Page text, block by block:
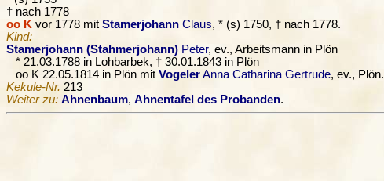
† nach 1778
oo K vor 1778 mit Stamerjohann Claus, * (s) 1750, † nach 1778.
Kind:
Stamerjohann (Stahmerjohann) Peter, ev., Arbeitsmann in Plön
* 21.03.1788 in Lohbarbek, † 30.01.1843 in Plön
oo K 22.05.1814 in Plön mitVogelerAnna Catharina Gertrude, ev., Plön.
Kekule-Nr. 213
Weiter zu: Ahnenbaum, Ahnentafel des Probanden.